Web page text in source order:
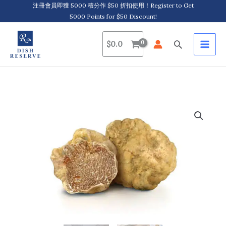
to
content
注冊會員即獲 5000 積分作 $50 折扣使用！Register to Get
5000 Points for $50 Discount!
$0.0 Search